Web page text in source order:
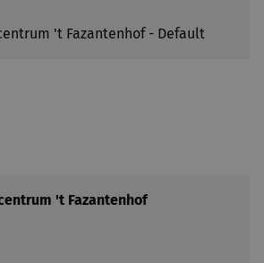
't Fazantenhof - Default
't Fazantenhof